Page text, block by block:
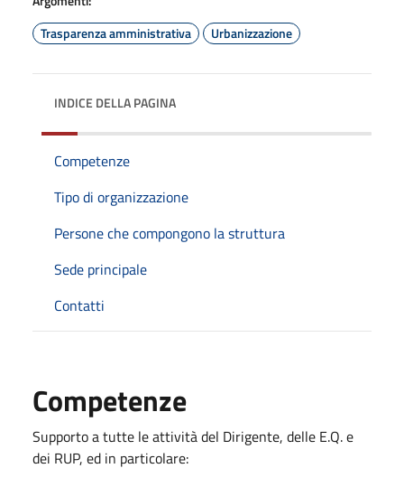
Trasparenza amministrativa
Urbanizzazione
INDICE DELLA PAGINA
Competenze
Tipo di organizzazione
Persone che compongono la struttura
Sede principale
Contatti
Competenze
Supporto a tutte le attività del Dirigente, delle E.Q. e
dei RUP, ed in particolare: